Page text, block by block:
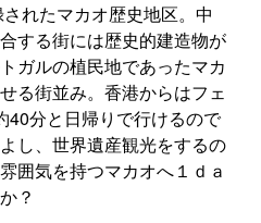
れたマカオ歴史地区。中
する街には歴史的建造物が
ガルの植民地であったマカ
る街並み。香港からはフェ
40分と日帰りで行けるので
し、世界遺産観光をするの
囲気を持つマカオへ１ｄａ
？